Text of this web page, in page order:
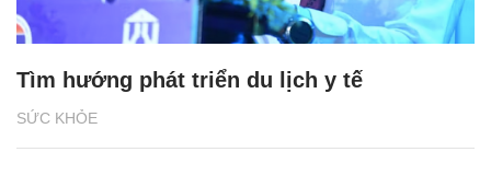
SỨC KHỎE
Tìm hướng phát triển du lịch y tế